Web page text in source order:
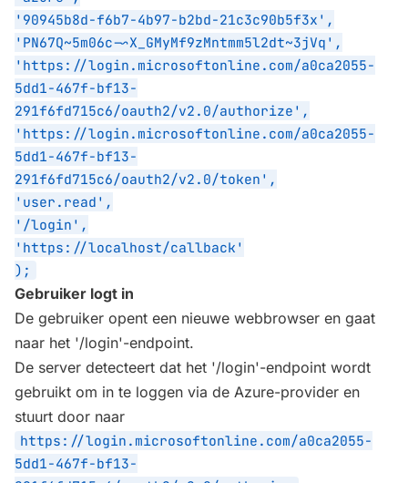
'90945b8d-f6b7-4b97-b2bd-21c3c90b5f3x',
'PN67Q~5m06c-~X_GMyMf9zMntmm5l2dt~3jVq',
'https://login.microsoftonline.com/a0ca2055-
5dd1-467f-bf13-
291f6fd715c6/oauth2/v2.0/authorize',
'https://login.microsoftonline.com/a0ca2055-
5dd1-467f-bf13-
291f6fd715c6/oauth2/v2.0/token',
'user.read',
'/login',
'https://localhost/callback'
);
Gebruiker logt in
De gebruiker opent een nieuwe webbrowser en gaat
naar het '/login'-endpoint.
De server detecteert dat het '/login'-endpoint wordt
gebruikt om in te loggen via de Azure-provider en
stuurt door naar
https://login.microsoftonline.com/a0ca2055-
5dd1-467f-bf13-